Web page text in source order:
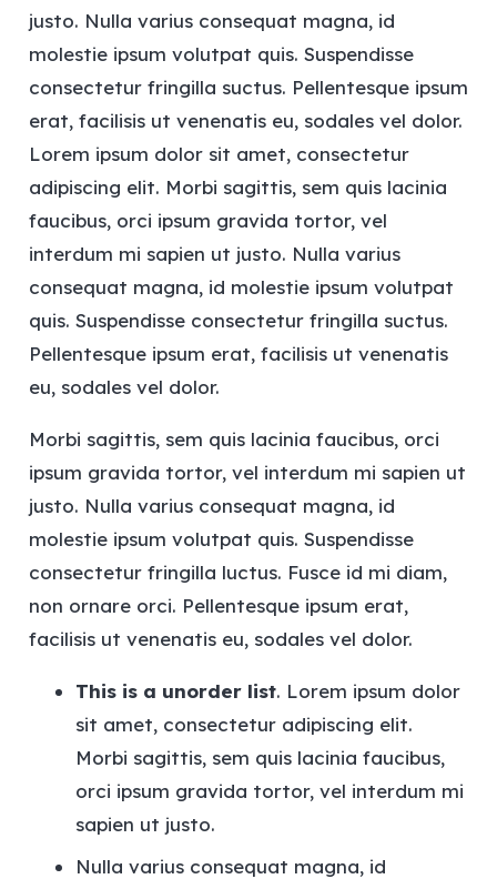
justo. Nulla varius consequat magna, id
molestie ipsum volutpat quis. Suspendisse
consectetur fringilla suctus. Pellentesque ipsum
erat, facilisis ut venenatis eu, sodales vel dolor.
Lorem ipsum dolor sit amet, consectetur
adipiscing elit. Morbi sagittis, sem quis lacinia
faucibus, orci ipsum gravida tortor, vel
interdum mi sapien ut justo. Nulla varius
consequat magna, id molestie ipsum volutpat
quis. Suspendisse consectetur fringilla suctus.
Pellentesque ipsum erat, facilisis ut venenatis
eu, sodales vel dolor.
Morbi sagittis, sem quis lacinia faucibus, orci
ipsum gravida tortor, vel interdum mi sapien ut
justo. Nulla varius consequat magna, id
molestie ipsum volutpat quis. Suspendisse
consectetur fringilla luctus. Fusce id mi diam,
non ornare orci. Pellentesque ipsum erat,
facilisis ut venenatis eu, sodales vel dolor.
This is a unorder list. Lorem ipsum dolor
sit amet, consectetur adipiscing elit.
Morbi sagittis, sem quis lacinia faucibus,
orci ipsum gravida tortor, vel interdum mi
sapien ut justo.
Nulla varius consequat magna, id